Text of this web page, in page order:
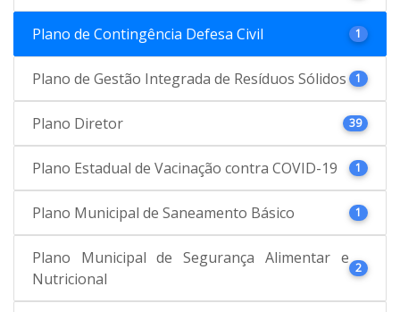
Plano de Contingência Defesa Civil 1
Plano de Gestão Integrada de Resíduos Sólidos 1
Plano Diretor 39
Plano Estadual de Vacinação contra COVID-19 1
Plano Municipal de Saneamento Básico 1
Plano Municipal de Segurança Alimentar e
Nutricional
2